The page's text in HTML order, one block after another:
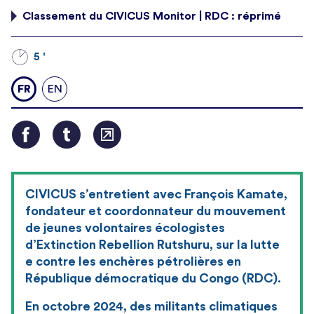
Classement du CIVICUS Monitor | RDC : réprimé
5 '
FR EN
CIVICUS s’entretient avec François Kamate,
fondateur et coordonnateur du mouvement
de jeunes volontaires écologistes
d’Extinction Rebellion Rutshuru, sur la lutte
e contre les enchères pétrolières en
République démocratique du Congo (RDC).
En octobre 2024, des militants climatiques